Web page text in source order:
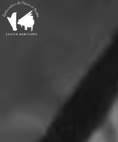
Panneau de gestion des cookies